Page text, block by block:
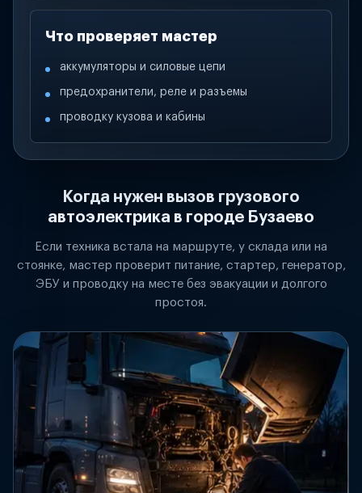
Что проверяет мастер
аккумуляторы и силовые цепи
предохранители, реле и разъемы
проводку кузова и кабины
Когда нужен вызов грузового
автоэлектрика в городе Бузаево
Если техника встала на маршруте, у склада или на
стоянке, мастер проверит питание, стартер, генератор,
ЭБУ и проводку на месте без эвакуации и долгого
простоя.